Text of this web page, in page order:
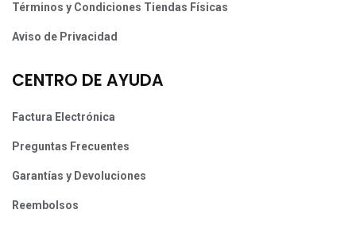
Términos y Condiciones Tiendas Físicas
Aviso de Privacidad
CENTRO DE AYUDA
Factura Electrónica
Preguntas Frecuentes
Garantías y Devoluciones
Reembolsos